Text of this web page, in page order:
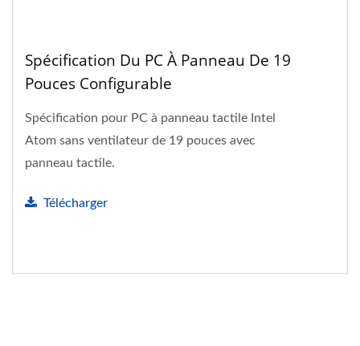
Spécification Du PC À Panneau De 19
Pouces Configurable
Spécification pour PC à panneau tactile Intel
Atom sans ventilateur de 19 pouces avec
panneau tactile.
Télécharger